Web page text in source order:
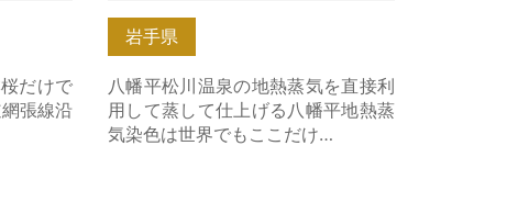
だけで
張線沿
岩手県
八幡平松川温泉の地熱蒸気を直接利
用して蒸して仕上げる八幡平地熱蒸
気染色は世界でもここだけ…